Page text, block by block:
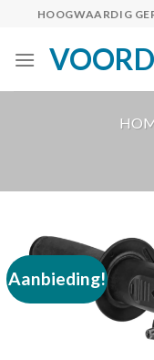
content
HOOGWAARDIG
Aanbieding!